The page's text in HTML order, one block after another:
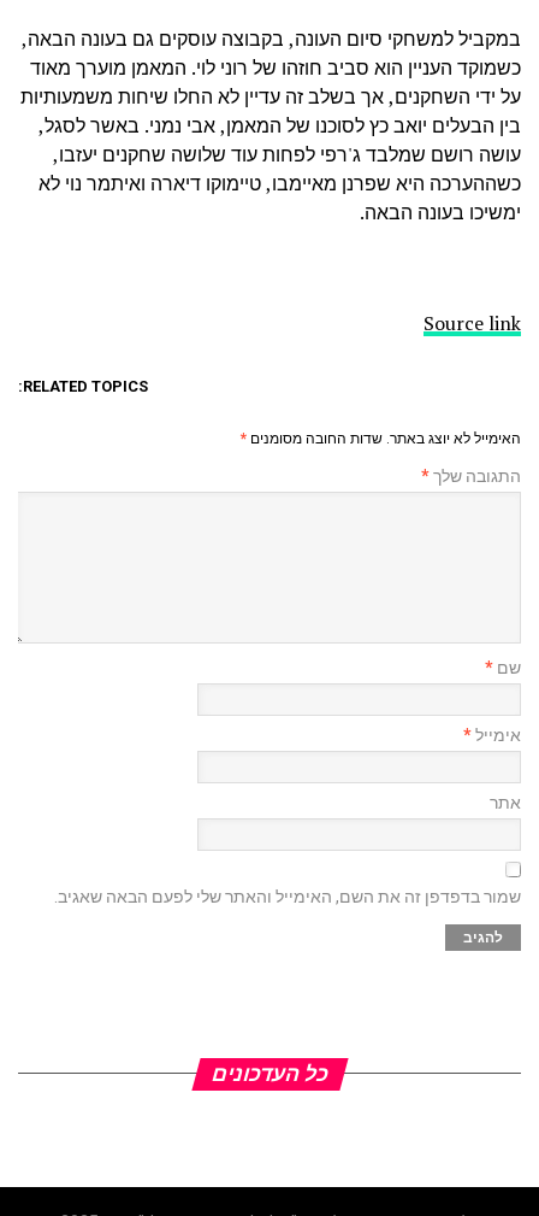
במקביל למשחקי סיום העונה, בקבוצה עוסקים גם בעונה הבאה,
כשמוקד העניין הוא סביב חוזהו של רוני לוי. המאמן מוערך מאוד
על ידי השחקנים, אך בשלב זה עדיין לא החלו שיחות משמעותיות
בין הבעלים יואב כץ לסוכנו של המאמן, אבי נמני. באשר לסגל,
עושה רושם שמלבד ג'רפי לפחות עוד שלושה שחקנים יעזבו,
כשההערכה היא שפרנן מאיימבו, טיימוקו דיארה ואיתמר נוי לא
ימשיכו בעונה הבאה.
Source link
RELATED TOPICS:
האימייל לא יוצג באתר. שדות החובה מסומנים *
התגובה שלך*
שם *
אימייל*
אתר
שמור בדפדפן זה את השם, האימייל והאתר שלי לפעם הבאה שאגיב.
כל העדכונים